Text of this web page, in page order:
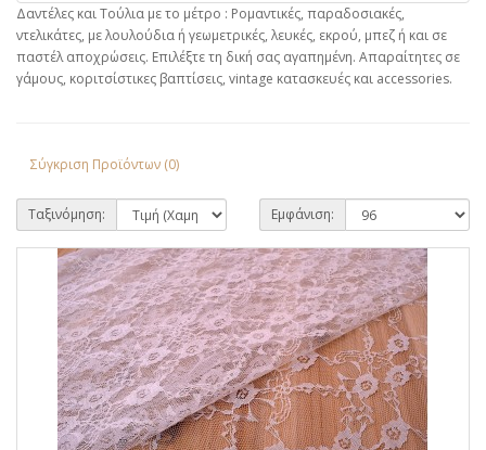
Δαντέλες και Τούλια με το μέτρο : Ρομαντικές, παραδοσιακές,
ντελικάτες, με λουλούδια ή γεωμετρικές, λευκές, εκρού, μπεζ ή και σε
παστέλ αποχρώσεις. Επιλέξτε τη δική σας αγαπημένη. Απαραίτητες σε
γάμους, κοριτσίστικες βαπτίσεις, vintage κατασκευές και accessories.
Σύγκριση Προϊόντων (0)
Ταξινόμηση: Εμφάνιση: